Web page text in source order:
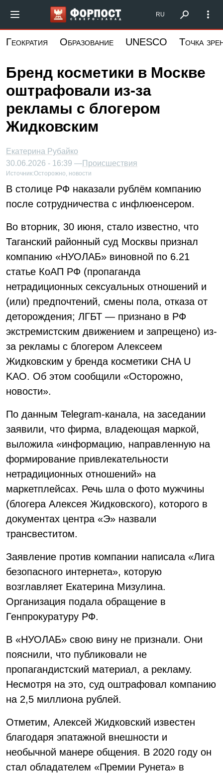
основному
Форпост Северо-Запад
RU
Геократия Образование UNESCO Точка
Бренд косметики в Москве
оштрафовали из-за
рекламы с блогером
Жидковским
Екатерина Рубайко
30.06.2026 - 16:39 —Происшествия
Источник:Осторожно, новости
В столице РФ наказали рублём компанию
после сотрудничества с инфлюенсером.
Во вторник, 30 июня, стало известно, что
Таганский районный суд Москвы признал
компанию «НУОЛАБ» виновной по 6.21
статье КоАП РФ (пропаганда
нетрадиционных сексуальных отношений и
(или) предпочтений, смены пола, отказа от
деторождения; ЛГБТ — признано в РФ
экстремистским движением и запрещено) из-
за рекламы с блогером Алексеем
Жидковским у бренда косметики CHA U
KAO. Об этом сообщили «Осторожно,
новости».
По данным Telegram-канала, на заседании
заявили, что фирма, владеющая маркой,
выложила «информацию, направленную на
формирование привлекательности
нетрадиционных отношений» на
маркетплейсах. Речь шла о фото мужчины
(блогера Алексея Жидковского), которого в
документах центра «Э» назвали
трансвеститом.
Заявление против компании написала «Лига
безопасного интернета», которую
возглавляет Екатерина Мизулина.
Организация подала обращение в
Генпрокуратуру РФ.
В «НУОЛАБ» свою вину не признали. Они
пояснили, что публиковали не
пропагандистский материал, а рекламу.
Несмотря на это, суд оштрафовал компанию
на 2,5 миллиона рублей.
Отметим, Алексей Жидковский известен
благодаря эпатажной внешности и
необычной манере общения. В 2020 году он
стал обладателем «Премии Рунета» в